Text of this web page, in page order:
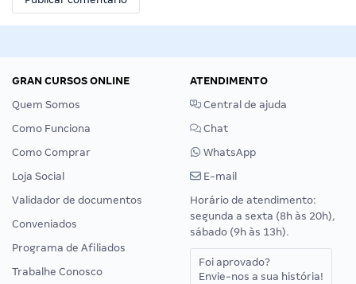
GRAN CURSOS ONLINE
Quem Somos
Como Funciona
Como Comprar
Loja Social
Validador de documentos
Conveniados
Programa de Afiliados
Trabalhe Conosco
ATENDIMENTO
Central de ajuda
Chat
WhatsApp
E-mail
Horário de atendimento:
segunda a sexta (8h às 20h),
sábado (9h às 13h).
Foi aprovado?
Envie-nos a sua história!